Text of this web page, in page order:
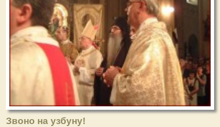
Звоно на узбуну!